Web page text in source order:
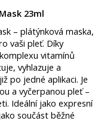
23ml
– plátýnková maska,
vaši pleť. Díky
vitamínů
vyhlazuje a
po jedné aplikaci. Je
a vyčerpanou pleť –
Ideální jako expresní
součást běžné